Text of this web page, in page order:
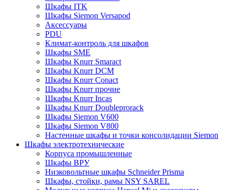
Шкафы ITK
Шкафы Siemon Versapod
Аксессуары
PDU
Климат-контроль для шкафов
Шкафы SME
Шкафы Knurr Smaract
Шкафы Knurr DCM
Шкафы Knurr Conact
Шкафы Knurr прочие
Шкафы Knurr Incas
Шкафы Knurr Doubleprorack
Шкафы Siemon V600
Шкафы Siemon V800
Настенные шкафы и точки консолидации Siemon
Шкафы электротехнические
Корпуса промышленные
Шкафы ВРУ
Низковольтные шкафы Schneider Prisma
Шкафы, стойки, рамы NSY SAREL